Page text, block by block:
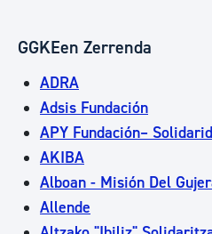
GGKEen Zerrenda
ADRA
Adsis Fundación
APY Fundación–
AKIBA
Alboan - Misión Del
Allende